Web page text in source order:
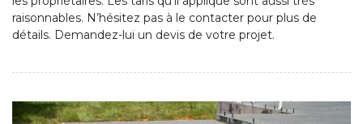
raisonnables. N’hésitez pas à le contacter pour plus de
détails. Demandez-lui un devis de votre projet.